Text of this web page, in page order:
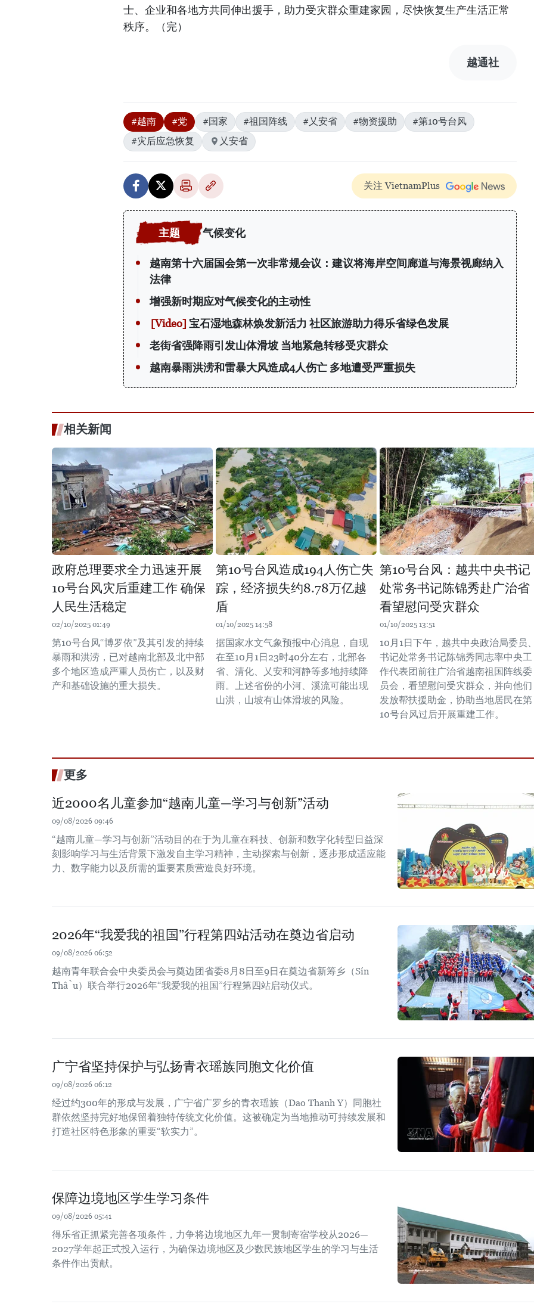
士、企业和各地方共同伸出援手，助力受灾群众重建家园，尽快恢复生产生活正常
秩序。（完）
越通社
#越南 #党 #国家 #祖国阵线 #乂安省 #物资援助
#第10号台风
#灾后应急恢复
乂安省
关注 VietnamPlus
气候变化
越南第十六届国会第一次非常规会议：建议将海岸空间廊道与海景视廊纳入
法律
增强新时期应对气候变化的主动性
宝石湿地森林焕发新活力 社区旅游助力得乐省绿色发展
老街省强降雨引发山体滑坡 当地紧急转移受灾群众
越南暴雨洪涝和雷暴大风造成4人伤亡 多地遭受严重损失
相关新闻
政府总理要求全力迅速开展
10号台风灾后重建工作 确保
人民生活稳定
02/10/2025 01:49
第10号台风“博罗依”及其引发的持续
暴雨和洪涝，已对越南北部及北中部
多个地区造成严重人员伤亡，以及财
产和基础设施的重大损失。
第10号台风造成194人伤亡失
踪，经济损失约8.78万亿越
盾
01/10/2025 14:58
据国家水文气象预报中心消息，自现
在至10月1日23时40分左右，北部各
省、清化、乂安和河静等多地持续降
雨。上述省份的小河、溪流可能出现
山洪，山坡有山体滑坡的风险。
第10号台风：越共中央书记
处常务书记陈锦秀赴广治省
看望慰问受灾群众
01/10/2025 13:51
10月1日下午，越共中央政治局委员
书记处常务书记陈锦秀同志率中央工
作代表团前往广治省越南祖国阵线委
员会，看望慰问受灾群众，并向他们
发放帮扶援助金，协助当地居民在第
10号台风过后开展重建工作。
更多
近2000名儿童参加“越南儿童—学习与创新”活动
09/08/2026 09:46
“越南儿童—学习与创新”活动目的在于为儿童在科技、创新和数字化转型日益深
刻影响学习与生活背景下激发自主学习精神，主动探索与创新，逐步形成适应能
力、数字能力以及所需的重要素质营造良好环境。
2026年“我爱我的祖国”行程第四站活动在奠边省启动
09/08/2026 06:52
越南青年联合会中央委员会与奠边团省委8月8日至9日在奠边省新筹乡（Sín
Thầu）联合举行2026年“我爱我的祖国”行程第四站启动仪式。
广宁省坚持保护与弘扬青衣瑶族同胞文化价值
09/08/2026 06:12
经过约300年的形成与发展，广宁省广罗乡的青衣瑶族（Dao Thanh Y）同胞社
群依然坚持完好地保留着独特传统文化价值。这被确定为当地推动可持续发展和
打造社区特色形象的重要“软实力”。
保障边境地区学生学习条件
09/08/2026 05:41
得乐省正抓紧完善各项条件，力争将边境地区九年一贯制寄宿学校从2026—
2027学年起正式投入运行，为确保边境地区及少数民族地区学生的学习与生活
条件作出贡献。